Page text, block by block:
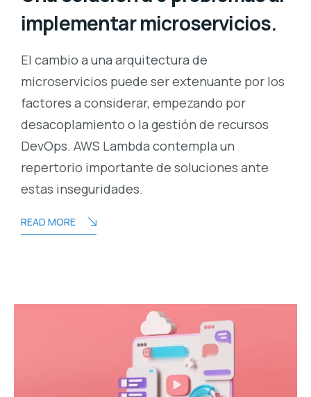
implementar microservicios.
El cambio a una arquitectura de
microservicios puede ser extenuante por los
factores a considerar, empezando por
desacoplamiento o la gestión de recursos
DevOps. AWS Lambda contempla un
repertorio importante de soluciones ante
estas inseguridades.
READ MORE